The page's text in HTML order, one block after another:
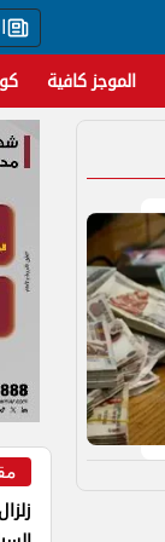
الموجز كافية